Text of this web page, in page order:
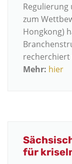
zum
Hongkong)
recherchiert
Mehr: hier
für